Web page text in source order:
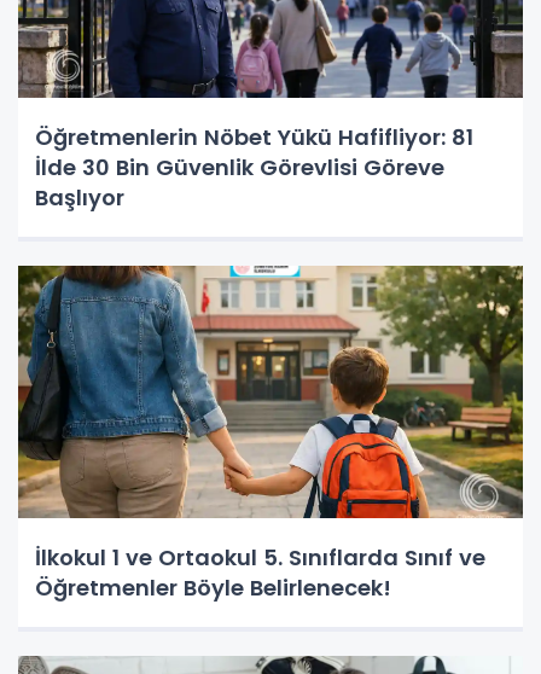
Öğretmenlerin Nöbet Yükü Hafifliyor: 81
İlde 30 Bin Güvenlik Görevlisi Göreve
Başlıyor
İlkokul 1 ve Ortaokul 5. Sınıflarda Sınıf ve
Öğretmenler Böyle Belirlenecek!